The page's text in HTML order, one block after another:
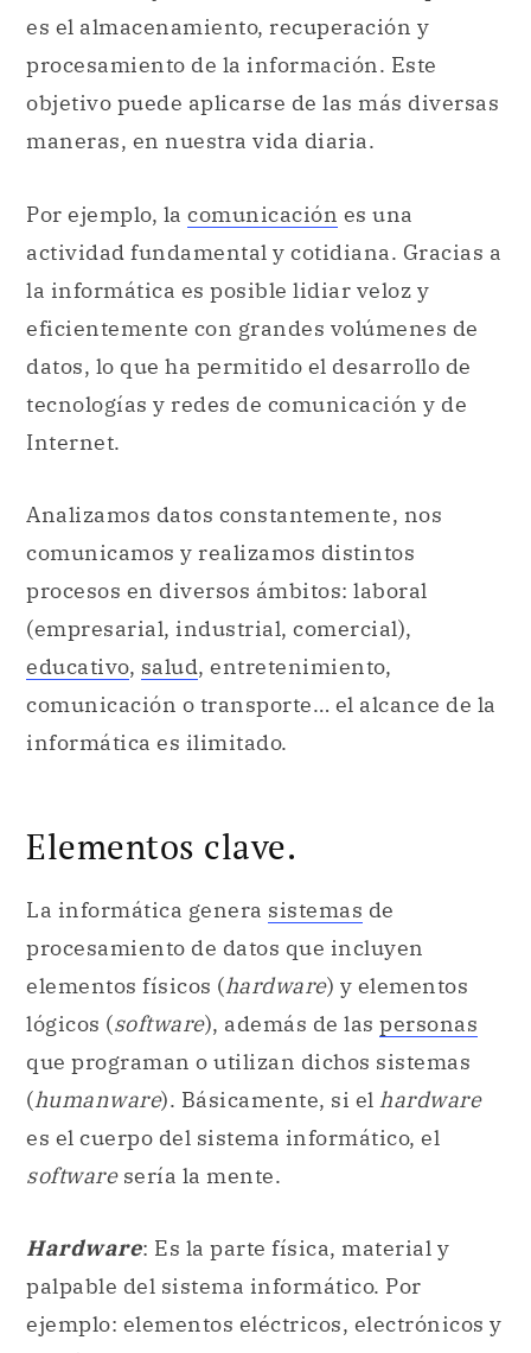
Por ejemplo, la comunicaciónes una
actividad fundamental y cotidiana. Gracias a
la informática es posible lidiar veloz y
datos, lo que ha permitido el desarrollo de
tecnologías y redes de comunicación y de
Internet.
Analizamos datos constantemente, nos
comunicamos y realizamos distintos
procesos en diversos ámbitos: laboral
educativo,salud, entretenimiento,
comunicación o transporte… el alcance de la
informática es ilimitado.
Elementos clave.
elementos físicos (hardware
que programan o utilizan dichos sistemas
(humanware). Básicamente, si elhardware
es el cuerpo del sistema informático, el
softwaresería la mente.
Hardware: Es la parte física, material y
palpable del sistema informático. Por
ejemplo: elementos eléctricos, electrónicos y
memorias, discos duros ydispositivos
periféricos.